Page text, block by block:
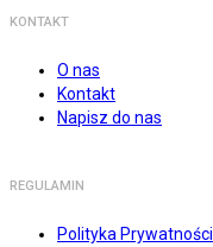
KONTAKT
O nas
Kontakt
Napisz do nas
REGULAMIN
Polityka Prywatności